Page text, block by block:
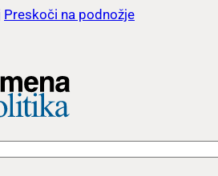
Preskoči na podnožje